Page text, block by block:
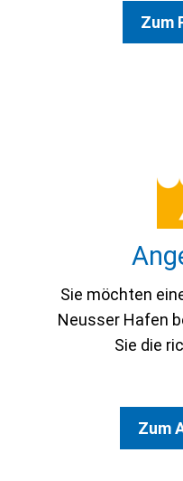
Zum
Sie möchten
Neusser Hafen
Sie die
Zum